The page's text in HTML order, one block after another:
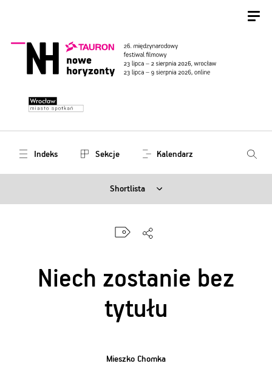
Indeks Sekcje Kalendarz
Shortlista
Niech zostanie bez
tytułu
Mieszko Chomka